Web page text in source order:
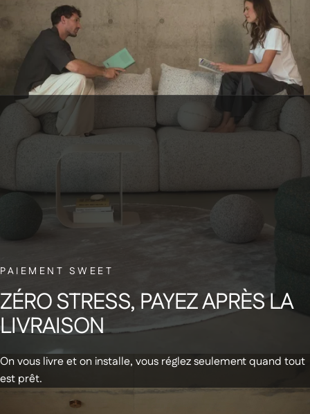
PAIEMENT SWEET
ZÉROSTRESS, PAYEZAPRÈSLA
LIVRAISON
On vous livre et on installe, vous réglez seulement quand tout
est prêt.
Abonnez-vous à notre newsletter et
recevez un code de réduction de 20€
sur votre première commande